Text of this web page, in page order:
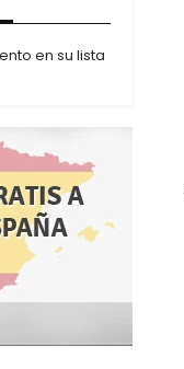
en su lista